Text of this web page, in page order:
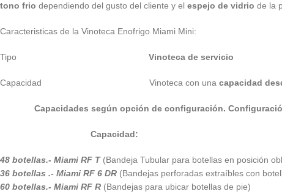
tono frio dependiendo del gusto del cliente y el espejo de vidrio de la
Caracteristicas de la Vinoteca Enofrigo Miami Mini:
Tipo Vinoteca de servicio
Capacidad Vinoteca con una capacidad
Capacidades según opción de configuración.
Capacidad:
48 botellas.- Miami RF T(Bandeja Tubular para botellas en posición
36 botellas .- Miami RF 6 DR (Bandejas perforadas extraíbles con
60 botellas.- Miami RF R (Bandejas para ubicar botellas de pie)